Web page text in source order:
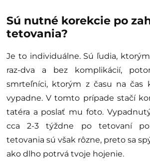
Sú nutné korekcie po
tetovania?
Je to individuálne. Sú ľudia,
raz-dva a bez komplikácií,
smrteľníci, ktorým z času na čas
vypadne. V tomto prípade stačí
tatéra a poslať mu foto.
cca 2-3 týždne po tetovaní
tetovania sú však rôzne, preto sa
ako dlho potrvá tvoje hojenie.